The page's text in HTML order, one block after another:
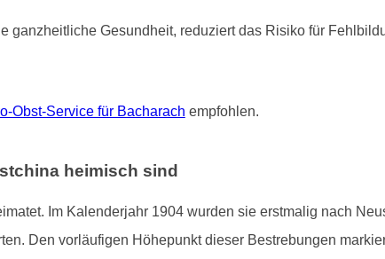
ganzheitliche Gesundheit, reduziert das Risiko für
Obst-Service für Bacharach empfohlen.
heimisch sind
Im Kalenderjahr 1904 wurden sie erstmalig nach
Den vorläufigen Höhepunkt dieser Bestrebungen